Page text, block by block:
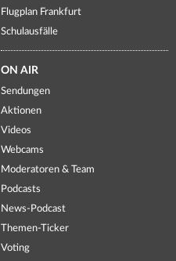
Flugplan Frankfurt
Schulausfälle
ON AIR
Sendungen
Aktionen
Videos
Webcams
Moderatoren & Team
Podcasts
News-Podcast
Themen-Ticker
Voting